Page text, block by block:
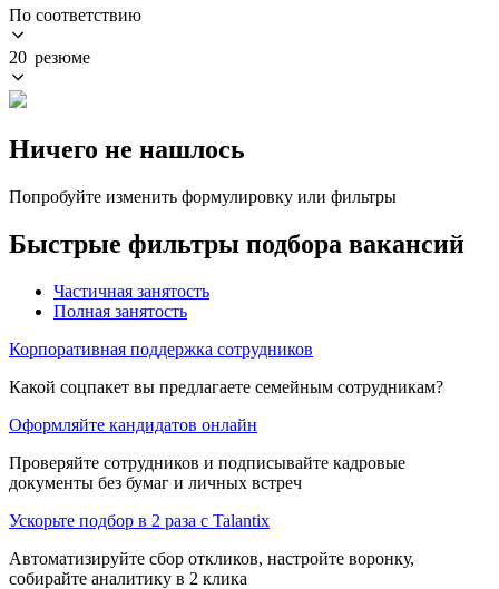
По соответствию
20 резюме
Ничего не нашлось
Попробуйте изменить формулировку или фильтры
Быстрые фильтры подбора вакансий
Частичная занятость
Полная занятость
Корпоративная поддержка сотрудников
Какой соцпакет вы предлагаете семейным сотрудникам?
Оформляйте кандидатов онлайн
Проверяйте сотрудников и подписывайте кадровые
документы без бумаг и личных встреч
Ускорьте подбор в 2 раза с Talantix
Автоматизируйте сбор откликов, настройте воронку,
собирайте аналитику в 2 клика